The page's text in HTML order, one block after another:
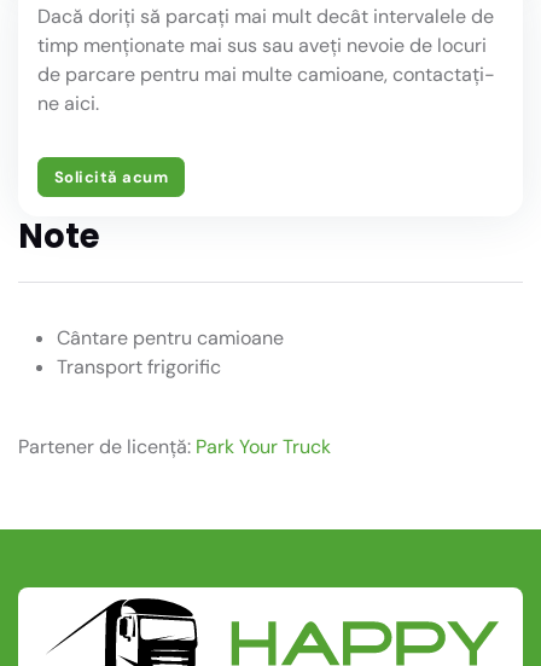
Dacă doriți să parcați mai mult decât intervalele de
timp menționate mai sus sau aveți nevoie de locuri
de parcare pentru mai multe camioane, contactați-
ne aici.
Solicită acum
Note
Cântare pentru camioane
Transport frigorific
Partener de licență: Park Your Truck